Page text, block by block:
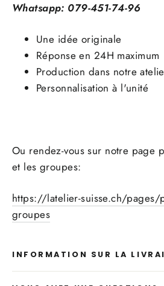
Whatsapp: 079-451-74-96
Une idée originale
Réponse en 24H maximum
Production dans notre
Personnalisation à l'unité
Ou rendez-vous sur notre page
et les groupes:
https://latelier-suisse.ch/pages/
groupes
INFORMATION SUR LA